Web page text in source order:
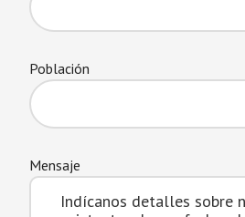
Población
Mensaje